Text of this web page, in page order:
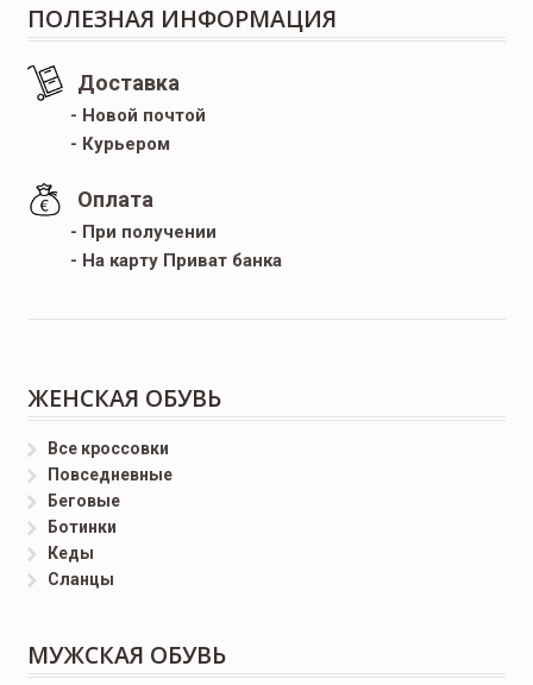
ПОЛЕЗНАЯ ИНФОРМАЦИЯ
Доставка
- Новой почтой
- Курьером
Оплата
- При получении
- На карту Приват банка
ЖЕНСКАЯ ОБУВЬ
Все кроссовки
Повседневные
Беговые
Ботинки
Кеды
Сланцы
МУЖСКАЯ ОБУВЬ